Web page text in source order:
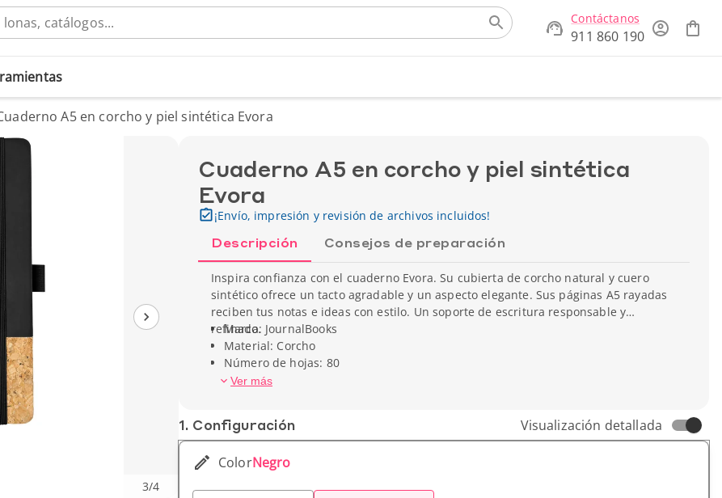
Contáctanos
911 860 190
A5 en corcho y piel sintética Evora
3/4
Cuaderno A5 en corcho y piel sintética
Evora
¡Envío, impresión y revisión de archivos incluidos!
Descripción Consejos de preparación
Inspira confianza con el cuaderno Evora. Su cubierta de corcho natural y cuero
sintético ofrece un tacto agradable y un aspecto elegante. Sus páginas A5 rayadas
reciben tus notas e ideas con estilo. Un soporte de escritura responsable y
refinado.
Marca: JournalBooks
Material: Corcho
Número de hojas: 80
Tipo de papel: Rayado
Alto (cm): 21,4 cm
Ver más
1. Conf­iguración Visualización detallada
ColorNegro